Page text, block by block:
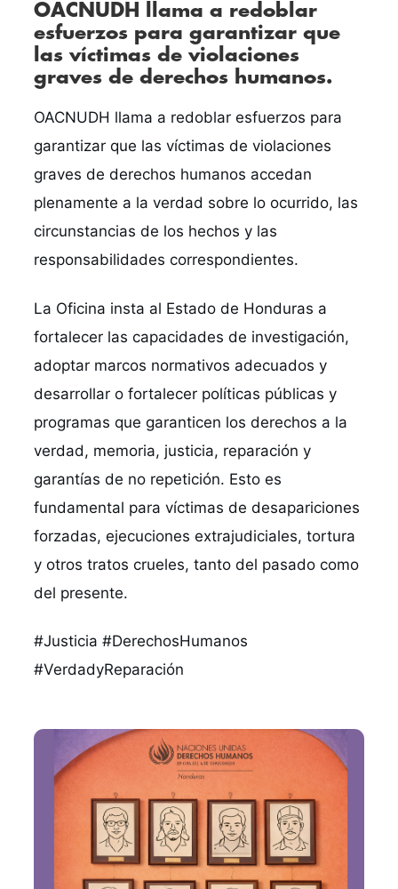
OACNUDH llama a redoblar
esfuerzos para garantizar que
las víctimas de violaciones
graves de derechos humanos.
OACNUDH llama a redoblar esfuerzos para
garantizar que las víctimas de violaciones
graves de derechos humanos accedan
plenamente a la verdad sobre lo ocurrido, las
circunstancias de los hechos y las
responsabilidades correspondientes.
La Oficina insta al Estado de Honduras a
fortalecer las capacidades de investigación,
adoptar marcos normativos adecuados y
desarrollar o fortalecer políticas públicas y
programas que garanticen los derechos a la
verdad, memoria, justicia, reparación y
garantías de no repetición. Esto es
fundamental para víctimas de desapariciones
forzadas, ejecuciones extrajudiciales, tortura
y otros tratos crueles, tanto del pasado como
del presente.
#Justicia #DerechosHumanos
#VerdadyReparación